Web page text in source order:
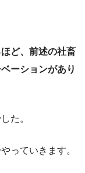
ど、前述の社畜
ーションがあり
た。
っていきます。